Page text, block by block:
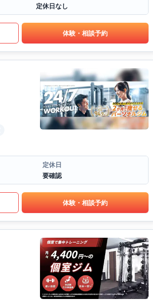
定休日なし
体験・相談予約
定休日
要確認
体験・相談予約